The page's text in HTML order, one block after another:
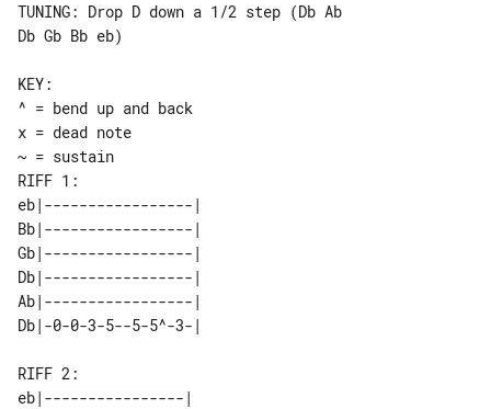
TUNING: Drop D down a 1/2 step (Db Ab
Db Gb Bb eb)
^ = bend up and back
x = dead note
RIFF 1:
eb|-----------------|
Bb|-----------------|
Gb|-----------------|
Db|-----------------|
Ab|-----------------|
RIFF 2:
eb|----------------|